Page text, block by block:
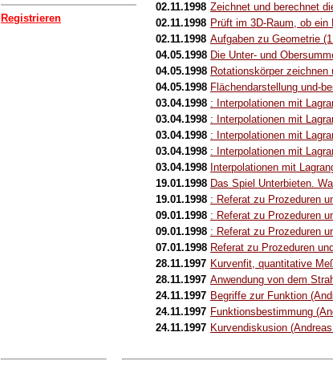
Registrieren
02.11.1998 Zeichnet und berechnet
02.11.1998 Prüft im 3D-Raum, ob
02.11.1998 Aufgaben zu Geometrie
04.05.1998 Die Unter- und
04.05.1998 Rotationskörper
04.05.1998 Flächendarstellung und-
03.04.1998 : Interpolationen mit
03.04.1998 : Interpolationen mit
03.04.1998 : Interpolationen mit
03.04.1998 : Interpolationen mit
03.04.1998 Interpolationen mit
19.01.1998 Das Spiel Unterbieten.
19.01.1998 : Referat zu Prozeduren
09.01.1998 : Referat zu Prozeduren
09.01.1998 : Referat zu Prozeduren
07.01.1998 Referat zu Prozeduren
28.11.1997 Kurvenfit, quantitative
28.11.1997 Anwendung von dem
24.11.1997 Begriffe zur Funktion
24.11.1997 Funktionsbestimmung
24.11.1997 Kurvendiskusion